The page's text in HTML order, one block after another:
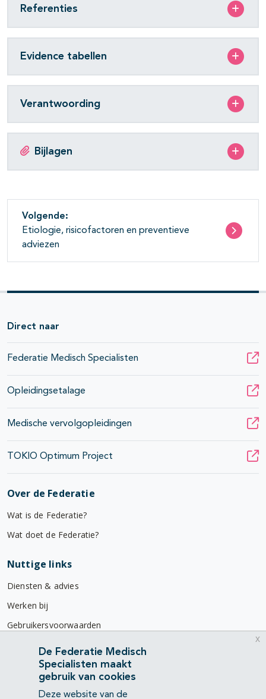
Referenties
Evidence tabellen
Verantwoording
Bijlagen
Volgende:
Etiologie, risicofactoren en preventieve
adviezen
Direct naar
Federatie Medisch Specialisten
Opleidingsetalage
Medische vervolgopleidingen
TOKIO Optimum Project
Over de Federatie
Wat is de Federatie?
Wat doet de Federatie?
Nuttige links
Diensten & advies
Werken bij
Gebruikersvoorwaarden
Privacyverklaring
Contact
Mercatorlaan 1200
De Federatie Medisch
Specialisten maakt
gebruik van cookies
Deze website van de
x